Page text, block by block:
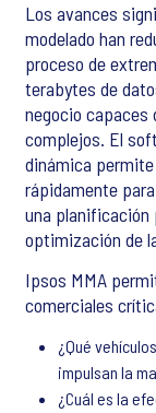
Los avances
modelado han
proceso de
terabytes de
negocio capaces
complejos. El
dinámica
rápidamente
una
optimización de
Ipsos MMA
comerciales
¿Qué
impulsan la
¿Cuál es la